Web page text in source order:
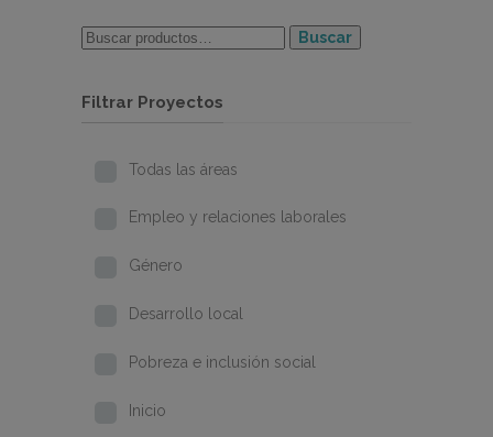
Buscar
Filtrar Proyectos
Todas las áreas
Empleo y relaciones laborales
Género
Desarrollo local
Pobreza e inclusión social
Inicio